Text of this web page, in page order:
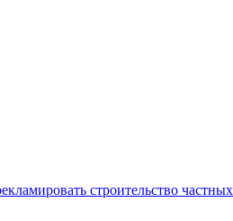
строительство